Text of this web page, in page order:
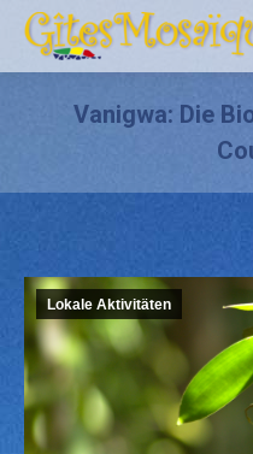
Vanigwa: Die
Lokale Aktivitäten